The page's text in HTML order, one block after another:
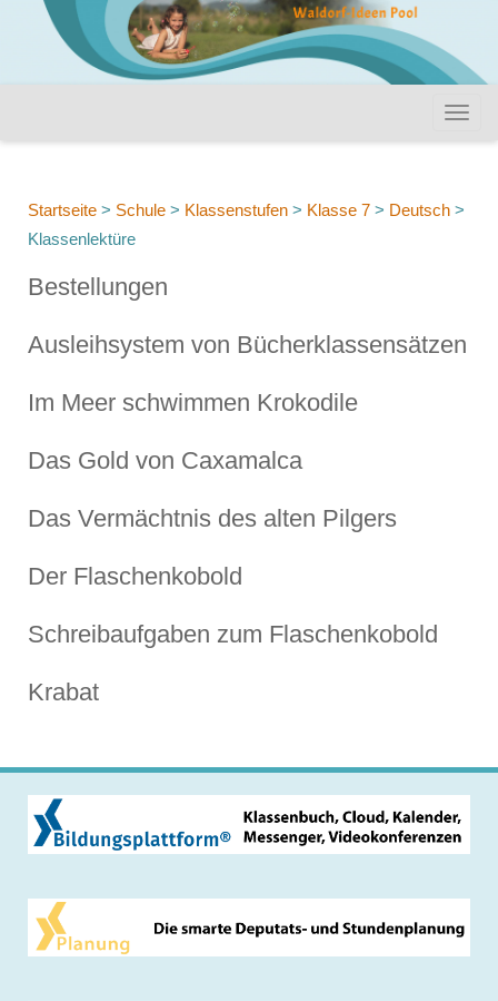
Startseite > Schule > Klassenstufen > Klasse 7 > Deutsch >
Klassenlektüre
Bestellungen
Ausleihsystem von Bücherklassensätzen
Im Meer schwimmen Krokodile
Das Gold von Caxamalca
Das Vermächtnis des alten Pilgers
Der Flaschenkobold
Schreibaufgaben zum Flaschenkobold
Krabat